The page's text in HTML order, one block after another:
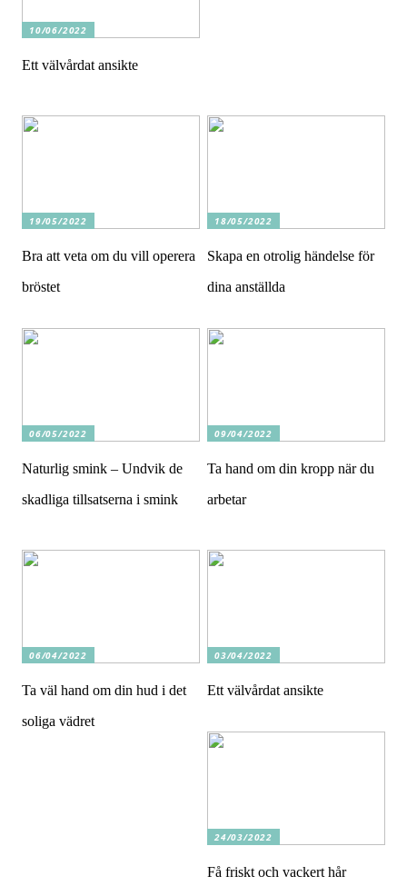
10/06/2022
Ett välvårdat ansikte
19/05/2022
Bra att veta om du vill operera
bröstet
18/05/2022
Skapa en otrolig händelse för
dina anställda
06/05/2022
Naturlig smink – Undvik de
skadliga tillsatserna i smink
09/04/2022
Ta hand om din kropp när du
arbetar
06/04/2022
Ta väl hand om din hud i det
soliga vädret
03/04/2022
Ett välvårdat ansikte
24/03/2022
Få friskt och vackert hår